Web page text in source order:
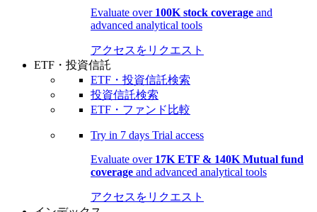
Evaluate over 100K stock coverage and
advanced analytical tools
アクセスをリクエスト
ETF・投資信託
ETF・投資信託検索
投資信託検索
ETF・ファンド比較
Try in 7 days Trial access
Evaluate over 17K ETF & 140K Mutual fund
coverage and advanced analytical tools
アクセスをリクエスト